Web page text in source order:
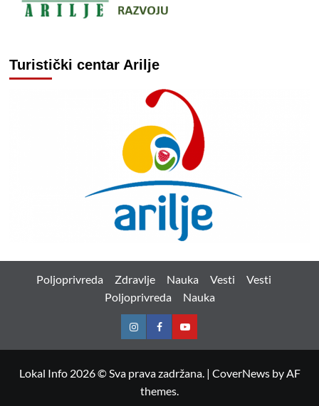
Turistički centar Arilje
Poljoprivreda Zdravlje Nauka Vesti
Vesti
Poljoprivreda
Nauka
InstagramFacebookYoutube
Lokal Info 2026 © Sva prava zadržana. | CoverNewsby AF
themes.